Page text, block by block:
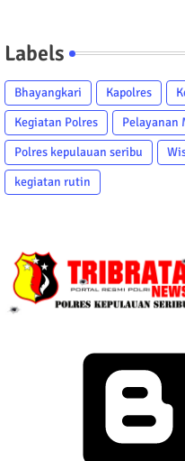
Labels
Bhayangkari Kapolres
Kegiatan Polres
Pelayanan
Polres kepulauan seribu
kegiatan rutin